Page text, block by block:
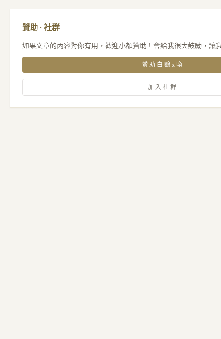
贊助 · 社群
如果文章的內容對你有用，歡迎小額贊助！會給我很大鼓勵，讓
贊助白鷗x喚
加入社群